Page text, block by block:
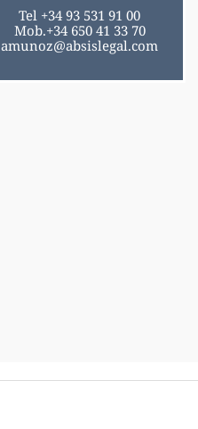
Tel +34 93 531 91 00
Mob.+34 650 41 33 70
amunoz@absislegal.com